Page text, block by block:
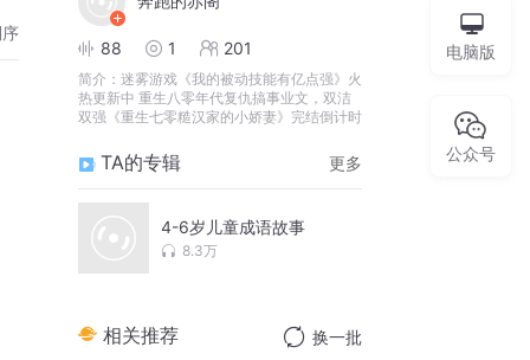
88 1 201
简介： 迷雾游戏《我的被动技能有亿点强》火
热更新中 重生八零年代复仇搞事业文，双洁
双强《重生七零糙汉家的小娇妻》完结倒计时
TA的专辑 更多
4-6岁儿童成语故事
8.3万
相关推荐 换一批
电脑版
公众号